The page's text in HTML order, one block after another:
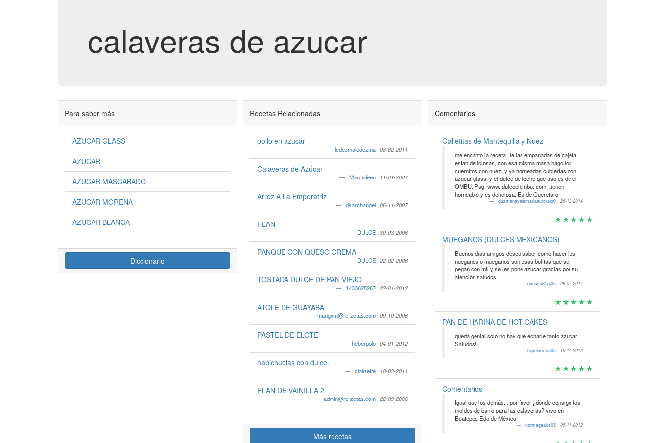
calaveras de azucar
Para saber más
AZUCAR GLASS
AZUCAR
AZUCAR MASCABADO
AZÚCAR MORENA
AZUCAR BLANCA
Diccionario
Recetas Relacionadas
pollo en azucar
ledezmaledezma ,08-02-2011
Calaveras de Azúcar
Marcialeen 11-01-2007
Arroz A La Emperatriz
dkarchangel ,06-11-2007
FLAN
DULCE ,30-03-2006
PANQUE CON QUESO CREMA
DULCE ,22-02-2006
TOSTADA DULCE DE PAN VIEJO
1433625267 ,22-01-2012
ATOLE DE GUAYABA
marigom@re-zetas.com ,09-10-2006
PASTEL DE ELOTE
heberpolo ,04-01-2012
habichuelas con dulce.
clairrette 18-03-2011
FLAN DE VAINILLA 2
admin@re-zetas.com ,22-09-2006
Más recetas
Comentarios
Galletitas de Mantequilla y Nuez
me encanto la receta De las empanadas de cajeta
están deliciosas, con esa misma masa hago los
cuernitos con nuez, y ya horneadas cubiertas con
azúcar glass, y el dulce de leche que uso es de el
OMBU. Pag. www. dulceelombu. com. tienen
horneable y es deliciosa. Es de Queretaro
guzmanayalamariaauroralo0,26-12-2014
MUEGANOS (DULCES MEXICANOS)
Buenos dias amigos deseo saber como hacer los
nueganos o mueganos son esas bolitas que se
pegan con mil y se les pone azúcar gracias por su
atención saludos
daescu81gj05,28-07-2014
PAN DE HARINA DE HOT CAKES
queda genial sólo no hay que echarle tanto azucar.
Saludos!!
hijaelarreku05, 16-11-2012
Comentarios
Igual que los demás... por favor ¿dónde consigo los
moldes de barro para las calaveras? vivo en
Ecatepec Edo de México
normageaks05,05-11-2012